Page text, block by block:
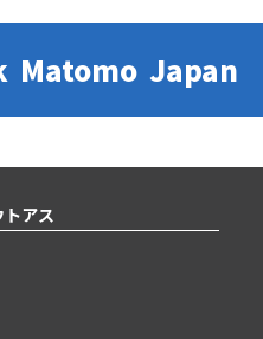
Matomo Japan
トアス